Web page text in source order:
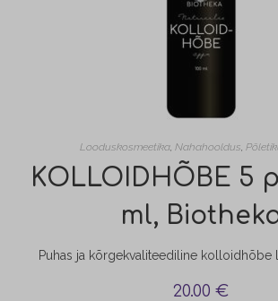
Looduskosmeetika, Nahahooldus,
KOLLOIDHÕBE 5
ml,
Puhas ja kõrgekvaliteediline kolloidhõbe
20.00 €